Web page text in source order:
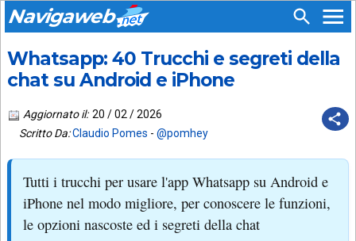
Navigaweb
HOME
SIAMO
SUPPORTO
CONTATTA
PIÙ
SEGUICI
SU:
APP
ANDROID
EMAIL
TIKTOK
Whatsapp: 40 Trucchi e segreti della
chat su Android e iPhone
Aggiornato il: 20 / 02 / 2026
Scritto Da:Claudio Pomes - @pomhey
Tutti i trucchi per usare l'app Whatsapp su Android e
iPhone nel modo migliore, per conoscere le funzioni,
le opzioni nascoste ed i segreti della chat